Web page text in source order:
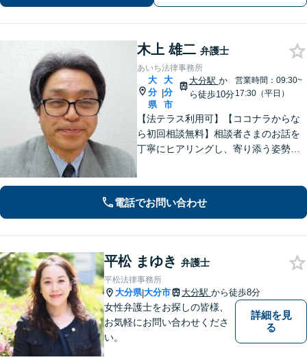
木上 雄二 弁護士
あいち法律事務所
大
分
県
|
大
分
市
大分駅 か
ら徒歩10分
営業時間：09:30~
17:30（平日）
【法テラス利用可】【ココナラからな
ら初回相談無料】相談者さまのお話を
丁寧にヒアリングし、寄り添う姿勢を
ような結果となるよう、誠心誠意尽く
電話でお問い合わせ
平松 まゆき 弁護士
平松法律事務所
大分県|大分市 大分駅 から徒歩8分
女性弁護士をお探しの皆様、
お気軽にお問い合わせくださ
い。
詳細を見
る